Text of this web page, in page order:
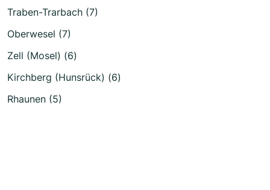
Traben-Trarbach (7)
Oberwesel (7)
Zell (Mosel) (6)
Kirchberg (Hunsrück) (6)
Rhaunen (5)